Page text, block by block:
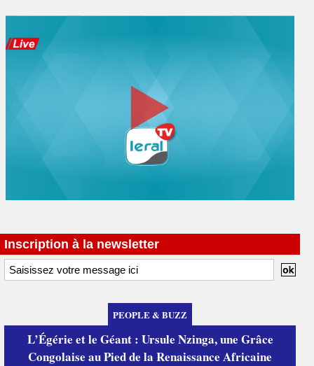
Inscription à la newsletter
PEOPLE & BUZZ
L’Égérie et le Géant : Ursule Nzinga, une Grâce
Congolaise au Pied de la Renaissance Africaine